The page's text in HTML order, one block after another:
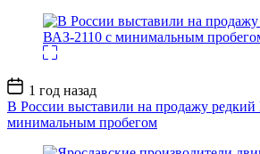
Дата
записи
1 год назад
В России выставили на продажу
минимальным пробегом